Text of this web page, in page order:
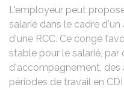
L'employeur peut
salarié dans le cadre d'un
d'une RCC. Ce congé
stable pour le salarié, par
d'accompagnement,
périodes de travail en CDI